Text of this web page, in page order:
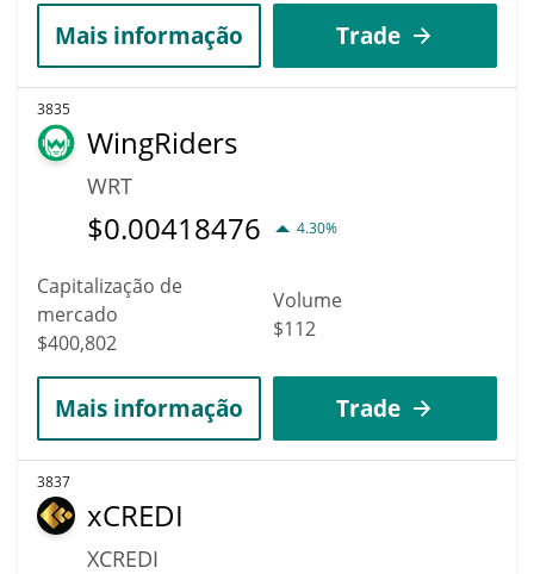
Mais informação Trade
3835
WingRiders
WRT
$0.00418476 4.30%
Capitalização de
mercado
$400,802
Volume
$112
Mais informação Trade
3837
xCREDI
XCREDI